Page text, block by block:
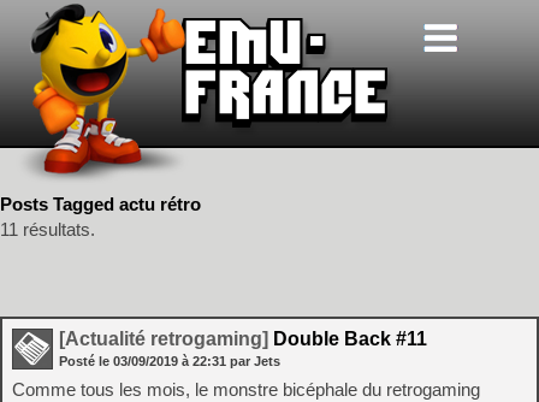
Posts Tagged actu rétro
11 résultats.
[Actualité retrogaming] Double Back #11
Posté le 03/09/2019 à 22:31 par Jets
Comme tous les mois, le monstre bicéphale du retrogaming